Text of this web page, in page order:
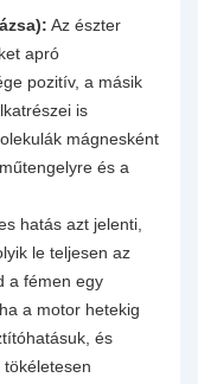
Az észter
apró
pozitív, a másik
is
mágnesként
és a
hatás azt jelenti,
le teljesen az
a fémen egy
a motor hetekig
és